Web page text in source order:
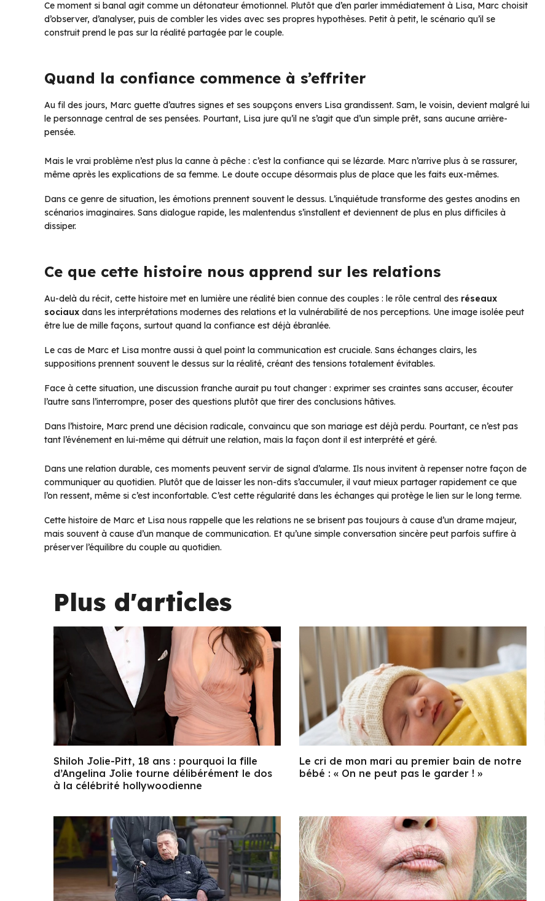
Ce moment si banal agit comme un détonateur émotionnel. Plutôt que d’en parler immédiatement à Lisa, Marc choisit
d’observer, d’analyser, puis de combler les vides avec ses propres hypothèses. Petit à petit, le scénario qu’il se
construit prend le pas sur la réalité partagée par le couple.
Quand la confiance commence à s’effriter
Au fil des jours, Marc guette d’autres signes et ses soupçons envers Lisa grandissent. Sam, le voisin, devient malgré lui
le personnage central de ses pensées. Pourtant, Lisa jure qu’il ne s’agit que d’un simple prêt, sans aucune arrière-
pensée.
Mais le vrai problème n’est plus la canne à pêche : c’est la confiance qui se lézarde. Marc n’arrive plus à se rassurer,
même après les explications de sa femme. Le doute occupe désormais plus de place que les faits eux-mêmes.
Dans ce genre de situation, les émotions prennent souvent le dessus. L’inquiétude transforme des gestes anodins en
scénarios imaginaires. Sans dialogue rapide, les malentendus s’installent et deviennent de plus en plus difficiles à
dissiper.
Ce que cette histoire nous apprend sur les relations
Au-delà du récit, cette histoire met en lumière une réalité bien connue des couples : le rôle central des réseaux
sociaux dans les interprétations modernes des relations et la vulnérabilité de nos perceptions. Une image isolée peut
être lue de mille façons, surtout quand la confiance est déjà ébranlée.
Le cas de Marc et Lisa montre aussi à quel point la communication est cruciale. Sans échanges clairs, les
suppositions prennent souvent le dessus sur la réalité, créant des tensions totalement évitables.
Face à cette situation, une discussion franche aurait pu tout changer : exprimer ses craintes sans accuser, écouter
l’autre sans l’interrompre, poser des questions plutôt que tirer des conclusions hâtives.
Dans l’histoire, Marc prend une décision radicale, convaincu que son mariage est déjà perdu. Pourtant, ce n’est pas
tant l’événement en lui-même qui détruit une relation, mais la façon dont il est interprété et géré.
Dans une relation durable, ces moments peuvent servir de signal d’alarme. Ils nous invitent à repenser notre façon de
communiquer au quotidien. Plutôt que de laisser les non-dits s’accumuler, il vaut mieux partager rapidement ce que
l’on ressent, même si c’est inconfortable. C’est cette régularité dans les échanges qui protège le lien sur le long terme.
Cette histoire de Marc et Lisa nous rappelle que les relations ne se brisent pas toujours à cause d’un drame majeur,
mais souvent à cause d’un manque de communication. Et qu’une simple conversation sincère peut parfois suffire à
préserver l’équilibre du couple au quotidien.
Plus d'articles
Shiloh Jolie-Pitt, 18 ans : pourquoi la fille
d’Angelina Jolie tourne délibérément le dos
à la célébrité hollywoodienne
Le cri de mon mari au premier bain de notre
bébé : « On ne peut pas le garder ! »